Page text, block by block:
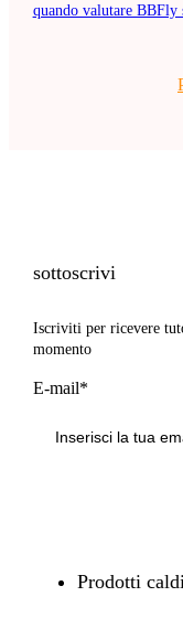
quando valutare BBFly
sottoscrivi
Iscriviti per ricevere
momento
E-mail*
Prodotti caldi